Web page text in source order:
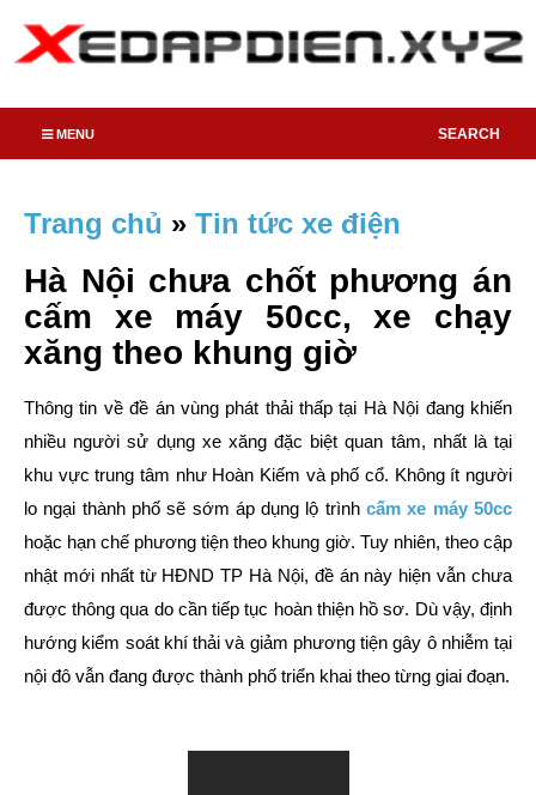
SEARCH
MENU
Trang chủ » Tin tức xe điện
Hà Nội chưa chốt phương án
cấm xe máy 50cc, xe chạy
xăng theo khung giờ
Thông tin về đề án vùng phát thải thấp tại Hà Nội đang khiến
nhiều người sử dụng xe xăng đặc biệt quan tâm, nhất là tại
khu vực trung tâm như Hoàn Kiếm và phố cổ. Không ít người
lo ngại thành phố sẽ sớm áp dụng lộ trìnhcấm xe máy 50cc
hoặc hạn chế phương tiện theo khung giờ. Tuy nhiên, theo cập
nhật mới nhất từ HĐND TP Hà Nội, đề án này hiện vẫn chưa
được thông qua do cần tiếp tục hoàn thiện hồ sơ. Dù vậy, định
hướng kiểm soát khí thải và giảm phương tiện gây ô nhiễm tại
nội đô vẫn đang được thành phố triển khai theo từng giai đoạn.